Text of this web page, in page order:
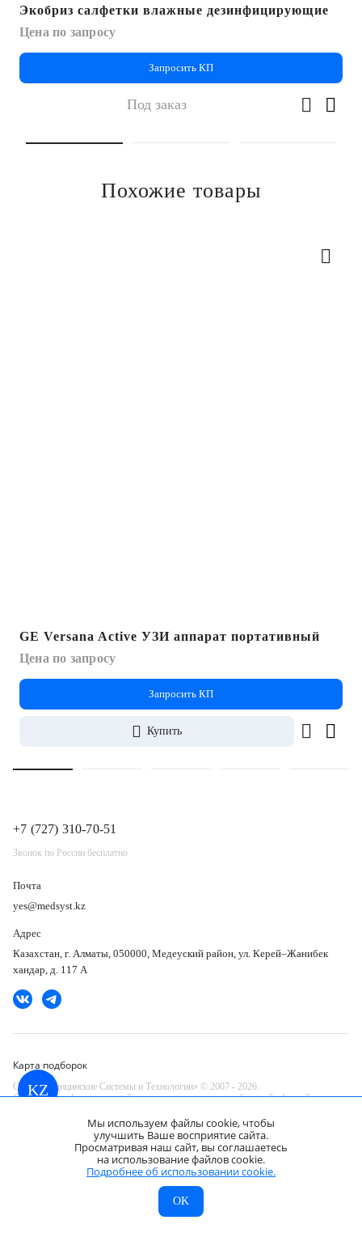
KZ
МСТ
Samsung PT60A ультразвуковой аппарат
Запросить КП
Экобриз салфетки влажные дезинфицирующие
Цена по запросу
Запросить КП
Под заказ
Похожие товары
GE Versana Active УЗИ аппарат портативный
Цена по запросу
Запросить КП
Купить
+7 (727) 310-70-51
Звонок по России бесплатно
Почта
yes@medsyst.kz
Адрес
Казахстан, г. Алматы, 050000, Медеуский район, ул. Керей–Жанибек
хандар, д. 117 А
Карта подборок
ООО «Медицинские Системы и Технологии» © 2007 - 2026.
Сайт носит информационный характер и не является публичной офертой.
Разработано в компании — dev
Мы используем файлы cookie, чтобы
улучшить Ваше восприятие сайта.
Просматривая наш сайт, вы соглашаетесь
на использование файлов cookie.
Подробнее об использовании cookie.
OK